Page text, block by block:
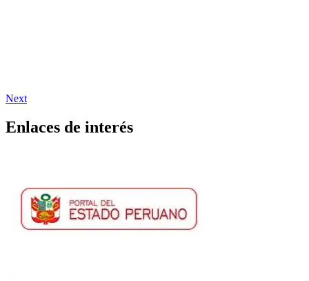
Next
Enlaces de interés